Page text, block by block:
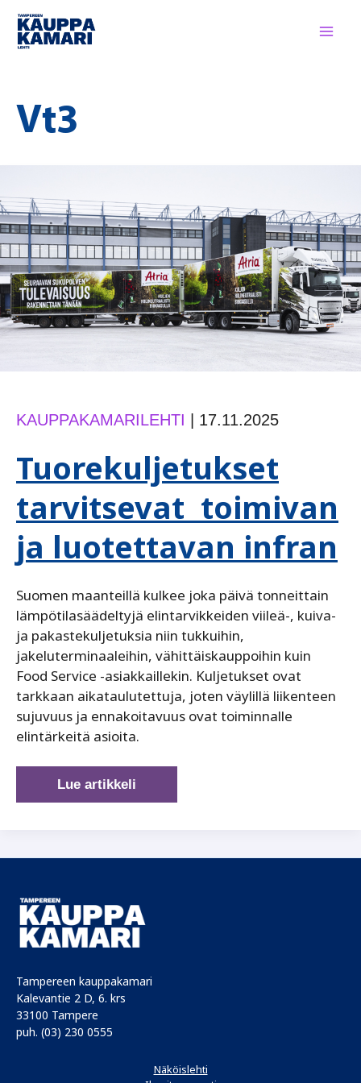
Siirry
sisältöön
Vt3
KAUPPAKAMARILEHTI 17.11.2025
Tuorekuljetukset
tarvitsevat toimivan
ja luotettavan infran
Suomen maanteillä kulkee ­joka päivä tonneittain
lämpötilasäädeltyjä elintarvikkeiden viileä-, kuiva-
ja pakastekuljetuksia niin tukkuihin,
jakeluterminaaleihin, vähittäiskauppoihin kuin
Food Service ­-asiakkaillekin. Kuljetukset ovat
tarkkaan aikataulutettuja, joten väylillä liikenteen
sujuvuus ja ennakoitavuus ovat toiminnalle
elintärkeitä asioita.
Tuorekuljetukset
tarvitsevat toimivan
Lue artikkeli
Tampereen kauppakamari
Kalevantie 2 D, 6. krs
33100 Tampere
puh. (03) 230 0555
Näköislehti